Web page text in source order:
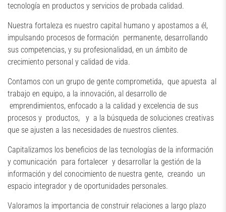
tecnología en productos y servicios de probada calidad.
Nuestra fortaleza es nuestro capital humano y apostamos a él,
impulsando procesos de formación permanente, desarrollando
sus competencias, y su profesionalidad, en un ámbito de
crecimiento personal y calidad de vida.
Contamos con un grupo de gente comprometida, que apuesta al
trabajo en equipo, a la innovación, al desarrollo de
emprendimientos, enfocado a la calidad y excelencia de sus
procesos y productos, y a la búsqueda de soluciones creativas
que se ajusten a las necesidades de nuestros clientes.
Capitalizamos los beneficios de las tecnologías de la información
y comunicación para fortalecer y desarrollar la gestión de la
información y del conocimiento de nuestra gente, creando un
espacio integrador y de oportunidades personales.
Valoramos la importancia de construir relaciones a largo plazo